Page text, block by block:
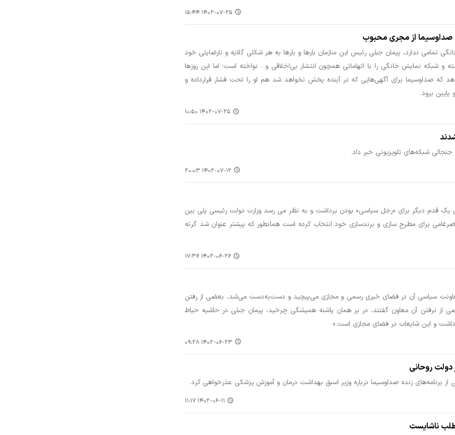
۱۴۰۲-۰۷-۲۵ ۱۵:۴۴
از مجری محبوب
ندارد، پیمان جبلی رئیس این سازمان بارها و بارها به هر شکلی گلایه و نارضایتی خود
و شبکه نمایش خانگی را با اتهاماتی همچون انتشار بی‌اخلاقی و... نواخته است؛ اما این روزها
که صداوسیما برای آگهی‌هایی که در آینده پخش نخواهد شد هم او را تحت فشار قرارداده و
پایین برود.
۱۴۰۲-۰۷-۲۵ ۱۰:۵۰
شبکه‌های تلویزیونی خبر داد.
۱۴۰۲-۰۷-۱۲ ۲۰:۰۳
یک قدم دیگر برای «رجل سیاسی» بودن برداشت و به نظر می رسد وزارت دولت رئیسی پلی بین
بود. روشی که ضرغامی برای مطرح سازی و برندسازی خود انتخاب کرده است همانطور که پیشتر عنوان شد گرته
۱۴۰۲-۰۶-۲۶ ۱۷:۳۶
معاونت سیاسی آن در فضای خبری رسمی و مجازی می‌پیچید و دست‌به‌دست می‌شد، بعضی از رفتن
از نرفتن آن معاون گفتند، در بر همان پاشنه همیشگی چرخید، پیمان جبلی در حاشیه حیاط
و این شایعات در فضای مجازی است.»
۱۴۰۲-۰۶-۲۳ ۰۹:۲۸
روحانی
برنامه‌های زنده صداوسیما درباره وزیر اسبق بهداشت درمان و آموزش پزشکی عذرخواهی کرد.
۱۴۰۲-۰۶-۱۱ ۱۱:۱۷
ناشایست